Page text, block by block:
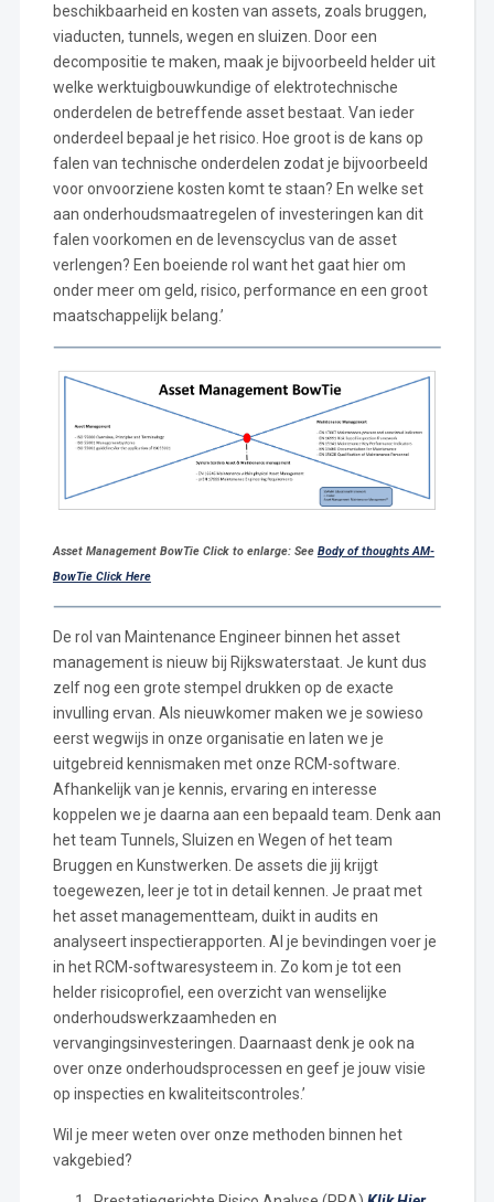
beschikbaarheid en kosten van assets, zoals bruggen,
viaducten, tunnels, wegen en sluizen. Door een
decompositie te maken, maak je bijvoorbeeld helder uit
welke werktuigbouwkundige of elektrotechnische
onderdelen de betreffende asset bestaat. Van ieder
onderdeel bepaal je het risico. Hoe groot is de kans op
falen van technische onderdelen zodat je bijvoorbeeld
voor onvoorziene kosten komt te staan? En welke set
aan onderhoudsmaatregelen of investeringen kan dit
falen voorkomen en de levenscyclus van de asset
verlengen? Een boeiende rol want het gaat hier om
onder meer om geld, risico, performance en een groot
maatschappelijk belang.’
Asset Management BowTie Click to enlarge: See Body of thoughts AM-
BowTie Click Here
De rol van Maintenance Engineer binnen het asset
management is nieuw bij Rijkswaterstaat. Je kunt dus
zelf nog een grote stempel drukken op de exacte
invulling ervan. Als nieuwkomer maken we je sowieso
eerst wegwijs in onze organisatie en laten we je
uitgebreid kennismaken met onze RCM-software.
Afhankelijk van je kennis, ervaring en interesse
koppelen we je daarna aan een bepaald team. Denk aan
het team Tunnels, Sluizen en Wegen of het team
Bruggen en Kunstwerken. De assets die jij krijgt
toegewezen, leer je tot in detail kennen. Je praat met
het asset managementteam, duikt in audits en
analyseert inspectierapporten. Al je bevindingen voer je
in het RCM-softwaresysteem in. Zo kom je tot een
helder risicoprofiel, een overzicht van wenselijke
onderhoudswerkzaamheden en
vervangingsinvesteringen. Daarnaast denk je ook na
over onze onderhoudsprocessen en geef je jouw visie
op inspecties en kwaliteitscontroles.’
Wil je meer weten over onze methoden binnen het
vakgebied?